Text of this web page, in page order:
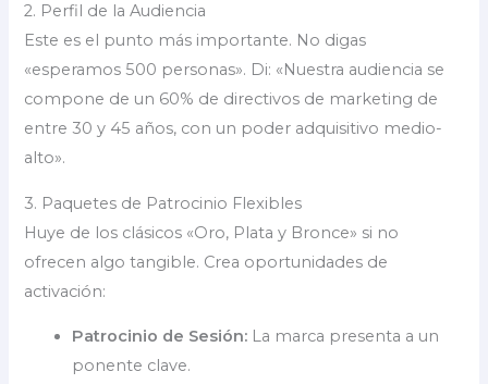
2. Perfil de la Audiencia
Este es el punto más importante. No digas
«esperamos 500 personas». Di: «Nuestra audiencia se
compone de un 60% de directivos de marketing de
entre 30 y 45 años, con un poder adquisitivo medio-
alto».
3. Paquetes de Patrocinio Flexibles
Huye de los clásicos «Oro, Plata y Bronce» si no
ofrecen algo tangible. Crea oportunidades de
activación:
Patrocinio de Sesión: La marca presenta a un
ponente clave.